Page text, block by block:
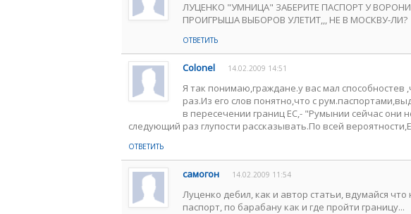
ЛУЦЕНКО "УМНИЦА" ЗАБЕРИТЕ ПАСПОРТ У
ПРОИГРЫША ВЫБОРОВ УЛЕТИТ,,, НЕ В МОСКВУ-ЛИ?
ОТВЕТИТЬ
Colonel 14.02.2009 14:51
Я так понимаю,граждане.у вас мал
раз.Из его слов понятно,что с
в пересечении границ ЕС,- "Румынии сейчас они
следующий раз глупости рассказывать.По всей
ОТВЕТИТЬ
самогон 14.02.2009 11:54
Луценко дебил, как и автор статьи, вдумайся
паспорт, по барабану как и где пройти границу...